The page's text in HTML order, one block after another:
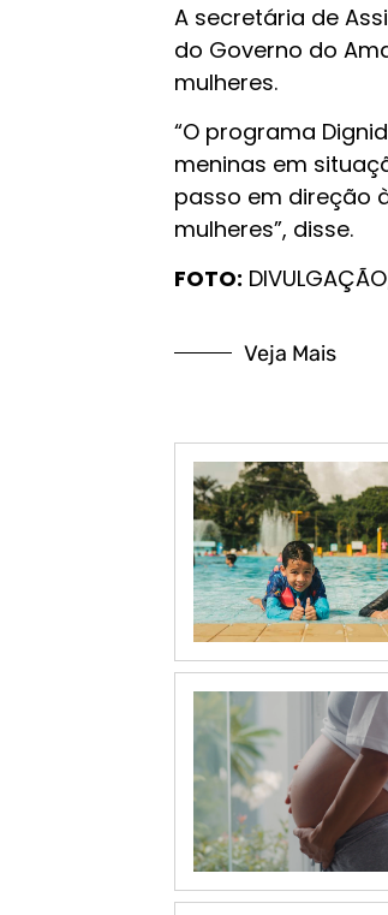
A secretária de
do Governo do
mulheres.
“O programa
meninas em
passo em direção
mulheres”, disse.
FOTO:
Veja Mais